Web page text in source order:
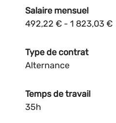
Salaire mensuel
492,22 € - 1 823,03 €
Type de contrat
Alternance
Temps de travail
35h